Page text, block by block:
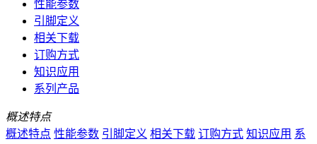
性能参数
引脚定义
相关下载
订购方式
知识应用
系列产品
概述特点
概述特点 性能参数 引脚定义 相关下载 订购方式 知识应用 系